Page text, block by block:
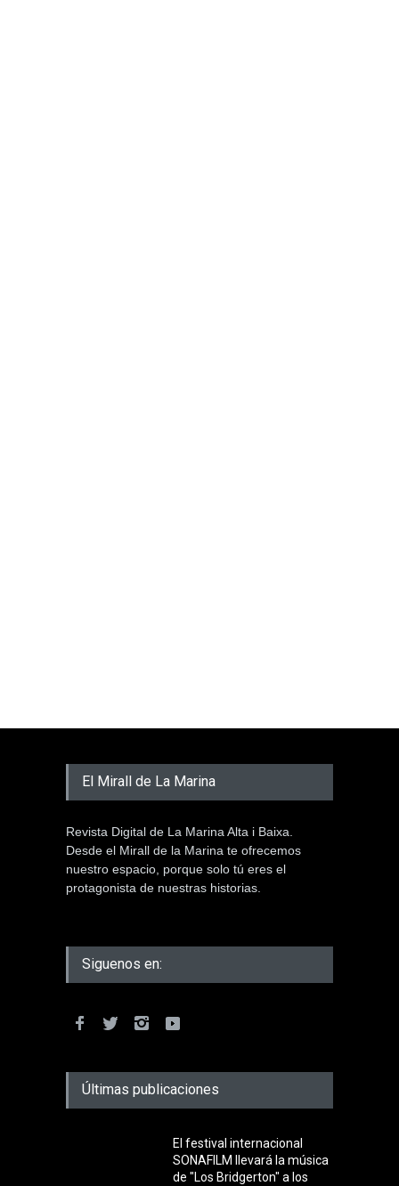
El Mirall de La Marina
Revista Digital de La Marina Alta i Baixa.
Desde el Mirall de la Marina te ofrecemos
nuestro espacio, porque solo tú eres el
protagonista de nuestras historias.
Siguenos en:
Últimas publicaciones
El festival internacional
SONAFILM llevará la música
de "Los Bridgerton" a los